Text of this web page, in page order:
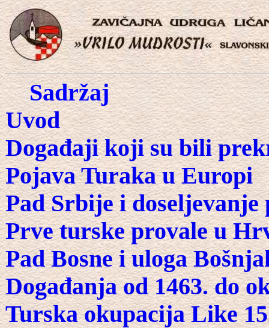
Sadržaj
Uvod
Događaji koji su bili
Pojava Turaka u Europi
Pad Srbije i
Prve turske provale u
Pad Bosne i uloga
Događanja od 1463. do
Turska okupacija Like